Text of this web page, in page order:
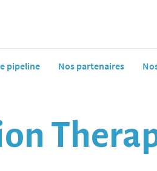
pipeline Nos partenaires